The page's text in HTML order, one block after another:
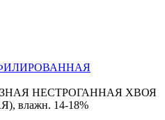
НЕСТРОГАННАЯ ХВОЯ
влажн. 14-18%